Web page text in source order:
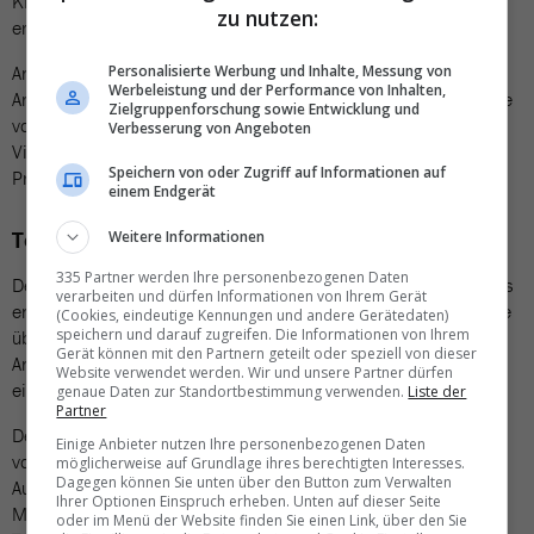
erstellen oder Innovationsprozesse steuern können.
Andere KI-Assistenten helfen dabei, Entwicklungs- und
Analyseaufgaben zu beschleunigen. Sie übernehmen die Analyse
von komplexen Tabellen, unterstützen bei aufwändigen
Visualisierungen oder beschleunigen die Entwicklung von IT-
Produkten.
Tech-Hintergrund
Der TUI AI Assistant Store wurde von internen Technology Teams
entwickelt. Sie verbinden dazu eine Reihe von Technologien, die
über Amazon Web Services (AWS) sicher nutzbar sind und die
Anforderungen der TUI erfüllen. Die KI Assistenten basieren auf
einem leistungsstarken GenAI-Modell.
Der Zugriff darauf erfolgt sicher über Amazon Bedrock, ein
vollständig verwalteter Service, der über eine einzige API eine
Auswahl an leistungsstarken Basismodellen (FMs) bietet. Die
Modelle können mit TUI Daten angereichert werden. TUI
zu nutzen:
Personalisierte Werbung und Inhalte, Messung von
Werbeleistung und der Performance von Inhalten,
Zielgruppenforschung sowie Entwicklung und
Verbesserung von Angeboten
Speichern von oder Zugriff auf Informationen auf
einem Endgerät
Weitere Informationen
335 Partner werden Ihre personenbezogenen Daten
verarbeiten und dürfen Informationen von Ihrem Gerät
(Cookies, eindeutige Kennungen und andere Gerätedaten)
speichern und darauf zugreifen. Die Informationen von Ihrem
Gerät können mit den Partnern geteilt oder speziell von dieser
Website verwendet werden. Wir und unsere Partner dürfen
genaue Daten zur Standortbestimmung verwenden. Liste der
Partner
Einige Anbieter nutzen Ihre personenbezogenen Daten
möglicherweise auf Grundlage ihres berechtigten Interesses.
Dagegen können Sie unten über den Button zum Verwalten
Ihrer Optionen Einspruch erheben. Unten auf dieser Seite
oder im Menü der Website finden Sie einen Link, über den Sie